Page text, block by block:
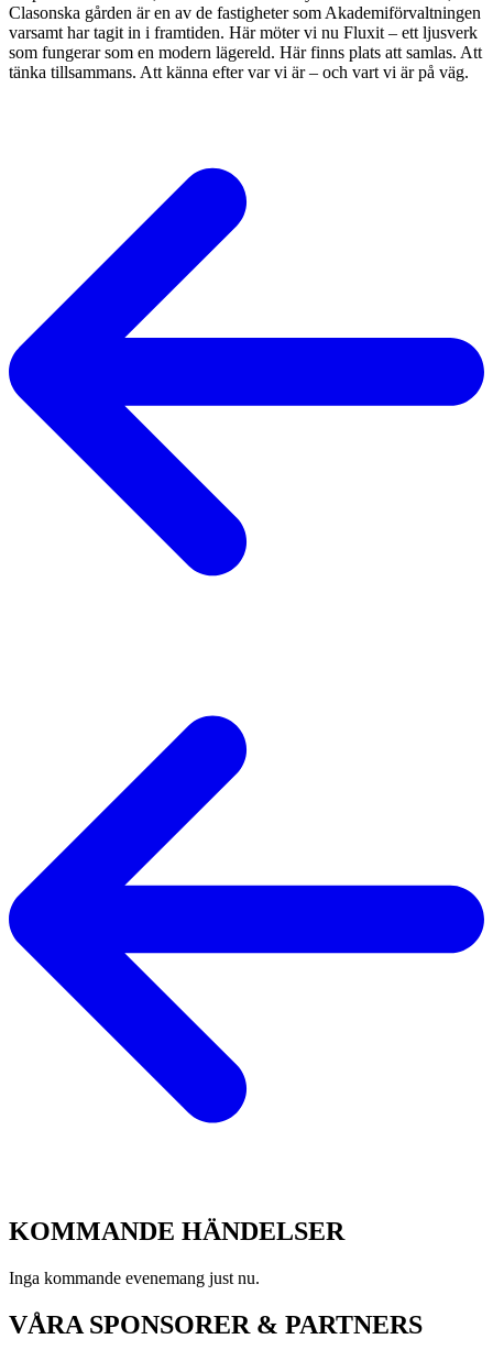
Clasonska gården är en av de fastigheter som Akademiförvaltningen
varsamt har tagit in i framtiden. Här möter vi nu Fluxit – ett ljusverk
som fungerar som en modern lägereld. Här finns plats att samlas. Att
tänka tillsammans. Att känna efter var vi är – och vart vi är på väg.
KOMMANDE HÄNDELSER
Inga kommande evenemang just nu.
VÅRA SPONSORER & PARTNERS